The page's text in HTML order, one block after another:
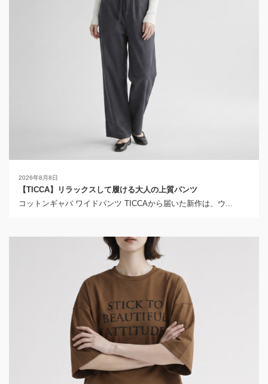
2026年8月8日
【TICCA】リラックスして履ける大人の上質パンツ
コットンギャバ ワイドパンツ TICCAから届いた新作は、ウ...